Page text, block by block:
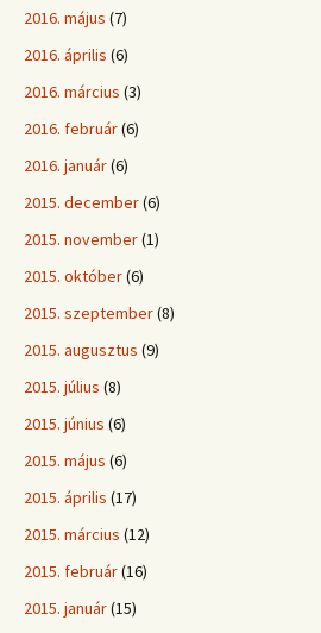
2016. május (7)
2016. április (6)
2016. március (3)
2016. február(6)
2016. január(6)
2015. december(6)
2015. november(1)
2015. október(6)
2015. szeptember(8)
2015. augusztus (9)
2015. július (8)
2015. június (6)
2015. május (6)
2015. április (17)
2015. március (12)
2015. február(16)
2015. január(15)